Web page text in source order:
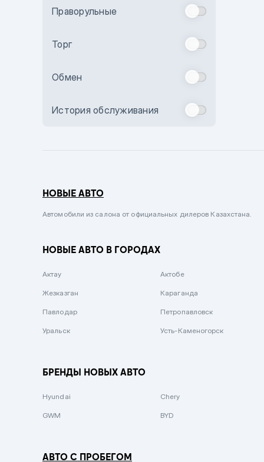
Бежевый
Комбинированный
Сиреневый металлик
Вишневый
Зеленый металлик
Праворульные
Торг
Обмен
История обслуживания
НОВЫЕ АВТО
Автомобили из салона от официальных дилеров Казахстана.
НОВЫЕ АВТО В ГОРОДАХ
Актау Актобе
Жезказган Караганда
Павлодар Петропавловск
Уральск Усть-Каменогорск
БРЕНДЫ НОВЫХ АВТО
Hyundai Chery
GWM BYD
АВТО С ПРОБЕГОМ